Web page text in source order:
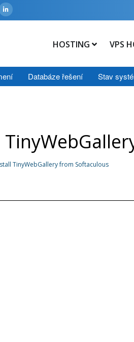
HOSTING VPS
Databáze řešení Stav
TinyWebGallery from Softaculous